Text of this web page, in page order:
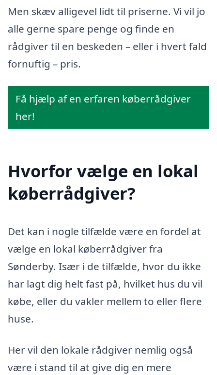
Men skæv alligevel lidt til priserne. Vi vil jo
alle gerne spare penge og finde en
rådgiver til en beskeden – eller i hvert fald
fornuftig – pris.
Få hjælp af en erfaren køberrådgiver
her!
Hvorfor vælge en lokal
køberrådgiver?
Det kan i nogle tilfælde være en fordel at
vælge en lokal køberrådgiver fra
Sønderby. Især i de tilfælde, hvor du ikke
har lagt dig helt fast på, hvilket hus du vil
købe, eller du vakler mellem to eller flere
huse.
Her vil den lokale rådgiver nemlig også
være i stand til at give dig en mere